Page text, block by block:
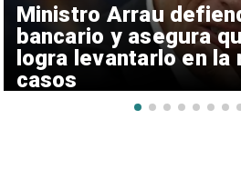
Ministro Arrau
bancario y asegura
logra levantarlo en la
casos